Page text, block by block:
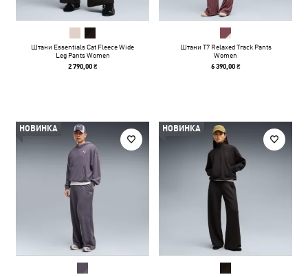
Штани Essentials Cat Fleece Wide
Leg Pants Women
2 790,00 ₴
Штани T7 Relaxed Track Pants
Women
6 390,00 ₴
НОВИНКА НОВИНКА